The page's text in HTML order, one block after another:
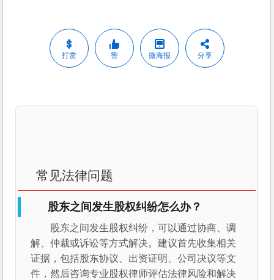
打赏 赞 微海报 分享
常见法律问题
股东之间发生股权纠纷怎么办？
股东之间发生股权纠纷，可以通过协商、调
解、仲裁或诉讼等方式解决。建议首先收集相关
证据，包括股东协议、出资证明、公司决议等文
件，然后咨询专业股权律师评估法律风险和解决